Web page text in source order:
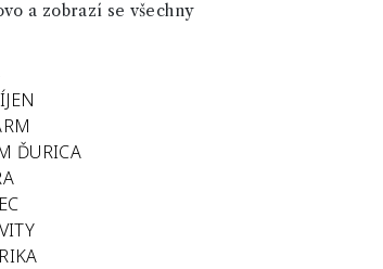
a zobrazí se všechny
ĎURICA